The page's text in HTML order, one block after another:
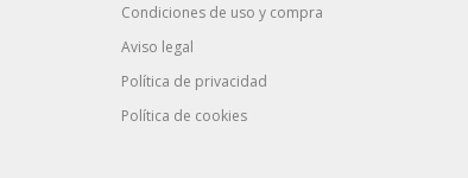
Condiciones de uso y compra
Aviso legal
Política de privacidad
Política de cookies